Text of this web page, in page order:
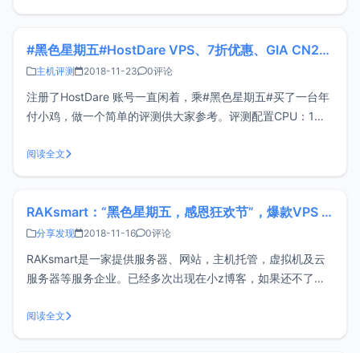
UltraVPS稳定性和性
#黑色星期五#HostDare VPS、7折优惠、GIA CN2网络
主机评测 2018-11-23 0评论
注册了HostDare 账号一直闲着，乘#黑色星期五#买了一台年
付小鸡，做一个简单的评测供大家参考。评测配置CPU：1核
（已使用优惠码BLACKFRIDAY）支付方式：微信/支付宝Ping
测试四川电信Ping测试平均延迟在180m
阅读全文
RAKsmart：“黑色星期五，感恩狂欢节”，爆款VPS 5折促销
分享发现 2018-11-16 0评论
RAKsmart是一家提供服务器、网站，主机托管，虚拟机及云
服务器等服务企业。已经多次出现在小z博客，如果还不了解
至9.9元/月（附评测）RAKsmart美国VPS CN2网络首台半价
Raksmart美国VPS限时65折，续费同价活动时间
阅读全文